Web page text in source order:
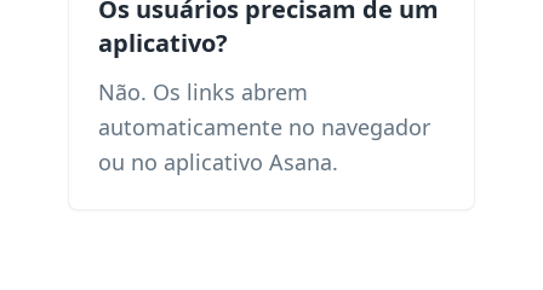
Os usuários precisam de um
aplicativo?
Não. Os links abrem
automaticamente no navegador
ou no aplicativo Asana.